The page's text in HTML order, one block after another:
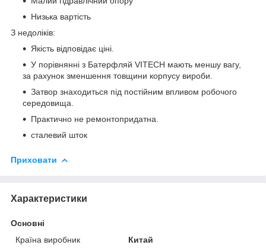
Низька вартість
З недоліків:
Якість відповідає ціні.
У порівнянні з Батерфляй VITECH мають меншу вагу,
за рахунок зменшення товщини корпусу вироби.
Затвор знаходиться під постійним впливом робочого
середовища.
Практично не ремонтопридатна.
сталевий шток
Приховати
Характеристики
Основні
Країна виробник
Китай